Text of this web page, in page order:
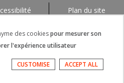
Plan du site
des cookiespour mesurer son
l'expérience utilisateur
ACCEPT ALL
CUSTOMISE